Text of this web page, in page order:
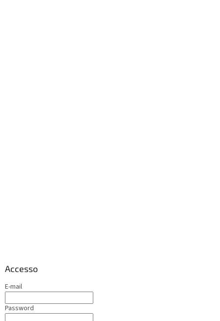
Accesso
E-mail
Password